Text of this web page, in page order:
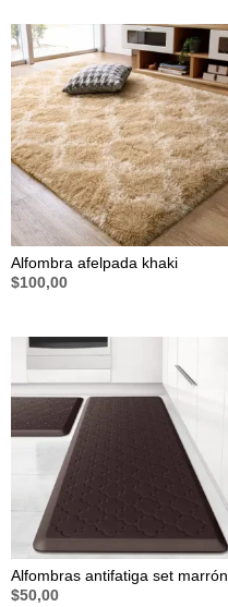
Alfombra afelpada khaki
$100,00
Alfombras antifatiga set marrón
$50,00